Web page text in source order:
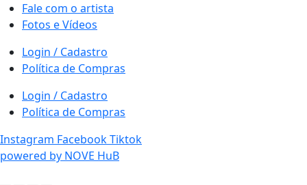
Fale com o artista
Fotos e Vídeos
Login / Cadastro
Política de Compras
Login / Cadastro
Política de Compras
Instagram FacebookTiktok
powered by NOVE HuB